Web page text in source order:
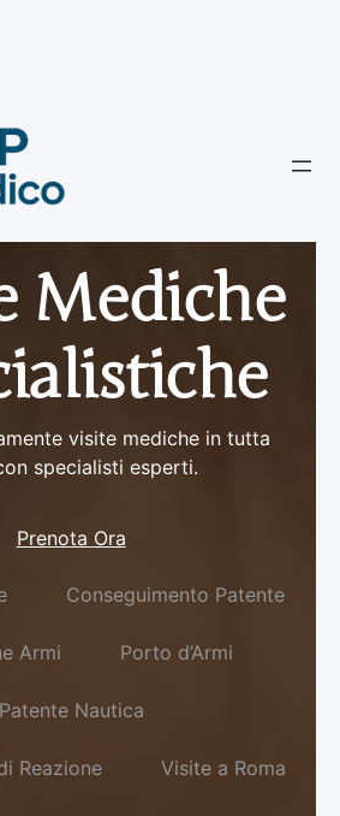
Mediche
visite mediche in tutta
specialisti esperti.
Prenota Ora
Conseguimento Patente
Armi Porto d’Armi
Patente Nautica
Reazione Visite a Roma